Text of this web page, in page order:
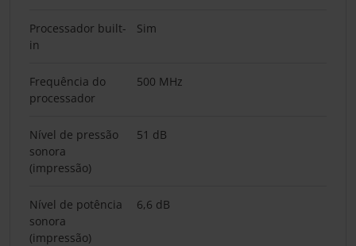
Processador built-
in
Sim
Frequência do
processador
500 MHz
Nível de pressão
sonora
(impressão)
51 dB
Nível de potência
sonora
(impressão)
6,6 dB